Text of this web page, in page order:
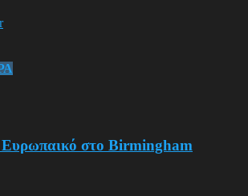
στο Birmingham